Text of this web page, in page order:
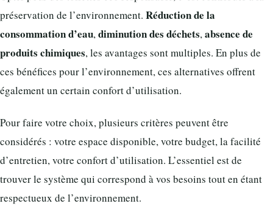
préservation de l’environnement. Réduction de la
consommation d’eau,diminution des déchets,absence de
produits chimiques, les avantages sont multiples. En plus de
ces bénéfices pour l’environnement, ces alternatives offrent
également un certain confort d’utilisation.
Pour faire votre choix, plusieurs critères peuvent être
considérés : votre espace disponible, votre budget, la facilité
d’entretien, votre confort d’utilisation. L’essentiel est de
trouver le système qui correspond à vos besoins tout en étant
respectueux de l’environnement.